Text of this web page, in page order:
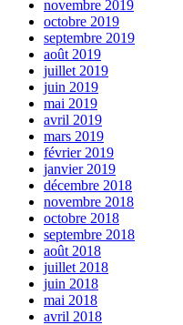
novembre 2019
octobre 2019
septembre 2019
août 2019
juillet 2019
juin 2019
mai 2019
avril 2019
mars 2019
février 2019
janvier 2019
décembre 2018
novembre 2018
octobre 2018
septembre 2018
août 2018
juillet 2018
juin 2018
mai 2018
avril 2018